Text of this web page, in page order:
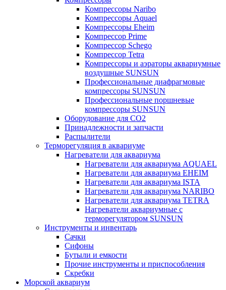
Компрессоры Naribo
Компрессоры Aquael
Компрессоры Eheim
Компрессор Prime
Компрессор Schego
Компрессор Tetra
Компрессоры и аэраторы аквариумные
воздушные SUNSUN
Профессиональные диафрагмовые
компрессоры SUNSUN
Профессиональные поршневые
компрессоры SUNSUN
Оборудование для CO2
Принадлежности и запчасти
Распылители
Терморегуляция в аквариуме
Нагреватели для аквариума
Нагреватели для аквариума AQUAEL
Нагреватели для аквариума EHEIM
Нагреватели для аквариума ISTA
Нагреватели для аквариума NARIBO
Нагреватели для аквариума TETRA
Нагреватели аквариумные с
терморегулятором SUNSUN
Инструменты и инвентарь
Сачки
Сифоны
Бутыли и емкости
Прочие инструменты и приспособления
Скребки
Морской аквариум